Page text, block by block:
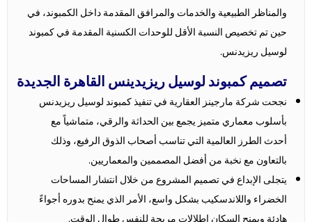
والمناظر الطبيعية والخدمات والمرافق المقدمة داخل الكمبوند، في
حين تم تخصيص النسبة الأقل للوحدات الكسنية المقدمة في كمبوند
لوسيل ريزيدنس.
تصميم كمبوند لوسيل ريزيدينس القاهرة الجديدة
نجحت شركة مارجينز العقارية في تنفيذ كمبوند لوسيل ريزيدنس
بأسلوب معماري متميز يجمع بين الحداثة والرقي، متماشياً مع
أحدث الطرز العالمية التي تناسب أصحاب الذوق الرفيع، وذلك
بالتعاون مع نخبة من أفضل المصممين والمعماريين.
يتجلى الإبداع في تصميم المشروع من خلال انتشار المساحات
الخضراء واللاندسكيب بشكل واسع، الأمر الذي يمنح بدوره أجواءً
هادئة ويمنح السكان إطلالات مريحة للنفس طوال الوقت.